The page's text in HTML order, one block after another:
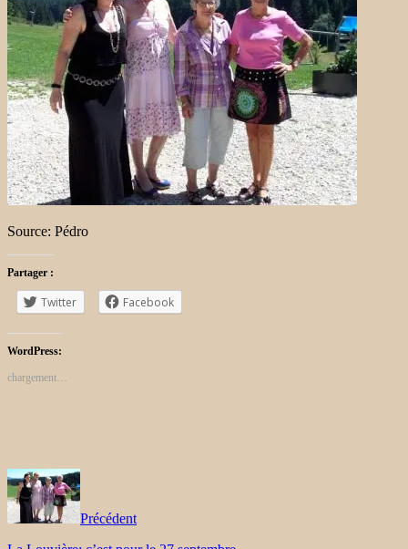
Source: Pédro
Partager :
Twitter Facebook
WordPress:
chargement…
Précédent